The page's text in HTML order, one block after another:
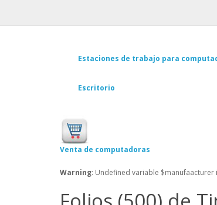
Estaciones de trabajo para
Escritorio
Venta de computadoras
Warning: Undefined variable $manufaacturer